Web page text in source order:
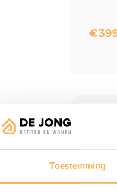
Toestemming
€